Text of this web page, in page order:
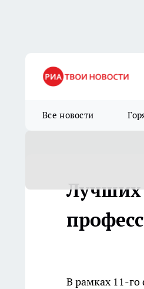
Все новости
Лучших
В рамках 11-